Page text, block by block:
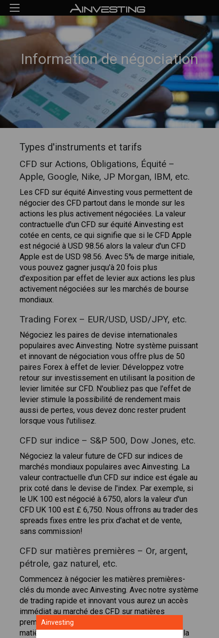
Information de négociation
Types d'instruments et tarifs
CFD sur Actions, Obligations, Équité –
Apple, Google, Nike, JP Morgan, IBM, etc.
Les CFD sur équité Ainvesting vous permettent de
négocier des CFD partout dans le monde sur les
actions les plus activement négociées. La valeur
contractuelle d'un CFD sur équité Ainvesting est
cotée en cents, ce qui signifie que si le CFD Apple
est négocié à USD 98.56 alors la valeur d'un CFD
Apple est de USD 98.56. Avec 5% de marge initiale,
vous pouvez gagner jusqu'à 20 fois plus
d'exposition par effet de levier aux actions les plus
activement négociées sur les marchés de bourse
mondiaux.
Trading Forex – EUR/USD, USD/JPY, etc.
Négociez les paires de devise internationales
populaires avec Ainvesting. Notre système puissant
et innovant de négociation vous offre plus de 50
paires Forex à effet de levier. Développez votre
retour sur investissement en utilisant la position de
levier limitée sur CFD. N'oubliez pas que l'effet de
levier stimule la possibilité de rendement mais
aussi de pertes, vous devez donc rester prudent
lorsque vous l'utilisez.
CFD sur indice – S&P 500, Dow Jones, etc.
Négociez la valeur future de CFD sur indices de
marchés mondiaux populaires avec Ainvesting. La
valeur contractuelle d'un CFD sur indice est égale au
prix coté dans le devise de l'index. Par exemple, si
le UK 100 est négocié à 6750, alors la valeur d'un
CFD UK 100 est £ 6,750. Nous offrons au trader des
spreads fixes entre les prix d'achat et de vente,
sans commission!
CFD sur matières premières – Or, argent,
pétrole, gaz naturel, etc.
Commencez à négocier les matières premières-
clés du monde avec Ainvesting. Avec notre système
de trading rapide et innovant vous aurez un accès
immédiat au marché des CFD sur matières
premières. La valeur contractuelle d'un CFD sur
matières premières est égale au prix coté dans la
Ainvesting